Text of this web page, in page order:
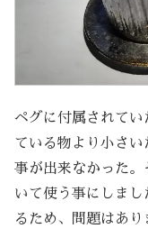
ペグに付属されて
ている物より小さ
事が出来なかった
いて使う事にしま
るため、問題はあり